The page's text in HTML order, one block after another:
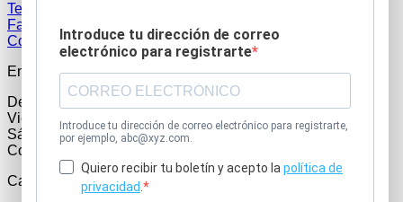
Tarjetas SIM
Router
Auriculares
Soporte de mesa
Bundles
Busca:
⚡ CALCULADORA DE PRECIOS SOFORT
Introduce tu dirección de correo
electrónico para registrarte
Introduce tu dirección de correo electrónico para registrarte,
por ejemplo, abc@xyz.com.
Quiero recibir tu boletín y acepto lapolítica de
privacidad.
Tel.:
Fax: +49 9323 90 19 999
Correo electrónico:rent@get-it-easy.de
Empresa
De lunes a jueves: de 9:00 a 17:00
Viernes: de 9:00 a 15:00
Sábados y domingos: cerrado
Con cita previa
Categorías principales